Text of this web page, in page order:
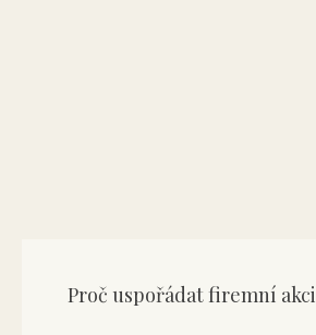
Proč uspořádat firemní